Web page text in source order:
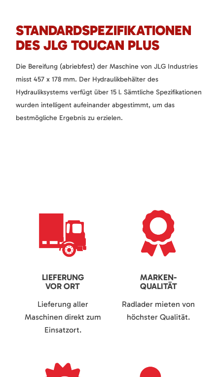
STANDARDSPEZIFIKATIONEN
DES JLG TOUCAN PLUS
Die Bereifung (abriebfest) der Maschine von JLG Industries
misst 457 x 178 mm. Der Hydraulikbehälter des
Hydrauliksystems verfügt über 15 l. Sämtliche Spezifikationen
wurden intelligent aufeinander abgestimmt, um das
bestmögliche Ergebnis zu erzielen.
LIEFERUNG
VOR ORT
Lieferung aller
Maschinen direkt zum
Einsatzort.
MARKEN-
QUALITÄT
Radlader mieten von
höchster Qualität.